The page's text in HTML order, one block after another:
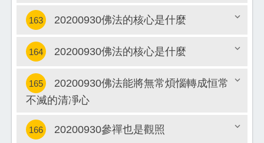
關閉
關閉
163 20200930佛法的核心是什麼
關閉
164 20200930佛法的核心是什麼
165
20200930佛法能將無常煩惱轉成恒常
不滅的清凈心
166 20200930參禪也是觀照